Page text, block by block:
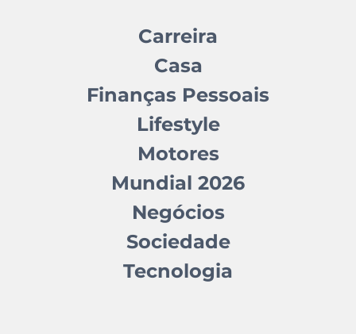
Carreira
Casa
Finanças Pessoais
Lifestyle
Motores
Mundial 2026
Negócios
Sociedade
Tecnologia